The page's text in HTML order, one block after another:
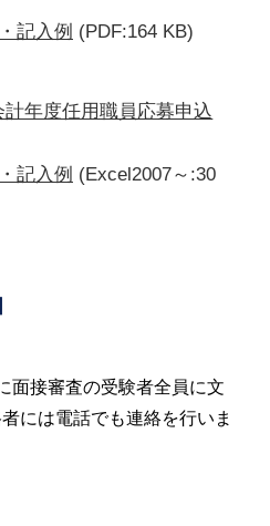
記入例 (PDF:164 KB)
計年度任用職員応募申込
記入例 (Excel2007～:30
面接審査の受験者全員に文
には電話でも連絡を行いま